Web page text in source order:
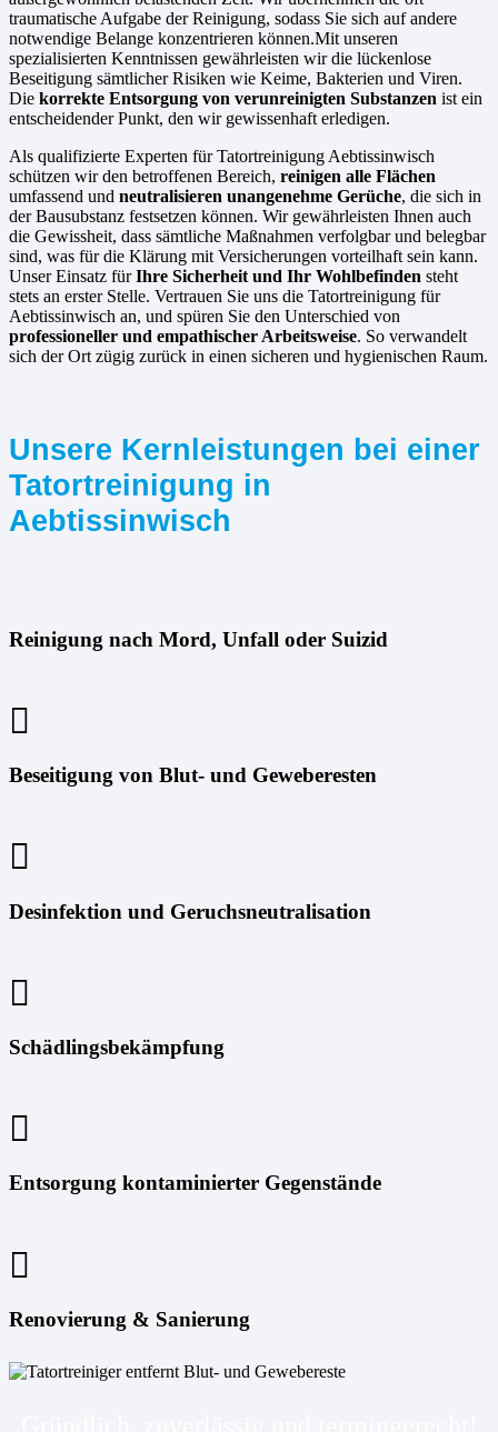
traumatische Aufgabe der Reinigung, sodass Sie sich auf andere
notwendige Belange konzentrieren können.Mit unseren
spezialisierten Kenntnissen gewährleisten wir die lückenlose
Beseitigung sämtlicher Risiken wie Keime, Bakterien und Viren.
Die korrekte Entsorgung von verunreinigten Substanzen ist ein
entscheidender Punkt, den wir gewissenhaft erledigen.
Als qualifizierte Experten für Tatortreinigung Aebtissinwisch
schützen wir den betroffenen Bereich, reinigen alle Flächen
umfassend und neutralisieren unangenehme Gerüche, die sich in
der Bausubstanz festsetzen können. Wir gewährleisten Ihnen auch
die Gewissheit, dass sämtliche Maßnahmen verfolgbar und belegbar
sind, was für die Klärung mit Versicherungen vorteilhaft sein kann.
Unser Einsatz fürIhre Sicherheit und Ihr Wohlbefinden steht
stets an erster Stelle. Vertrauen Sie uns die Tatortreinigung für
Aebtissinwisch an, und spüren Sie den Unterschied von
professioneller und empathischer Arbeitsweise. So verwandelt
sich der Ort zügig zurück in einen sicheren und hygienischen Raum.
Unsere Kernleistungen bei einer
Tatortreinigung in
Aebtissinwisch
Reinigung nach Mord, Unfall oder Suizid
Beseitigung von Blut- und Geweberesten
Desinfektion und Geruchsneutralisation
Schädlingsbekämpfung
Entsorgung kontaminierter Gegenstände
Renovierung & Sanierung